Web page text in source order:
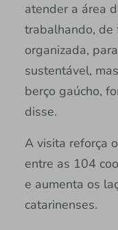
atender a área
trabalhando, de
organizada,
sustentável,
berço gaúcho,
disse.
A visita reforça
entre as 104
e aumenta os
catarinenses.